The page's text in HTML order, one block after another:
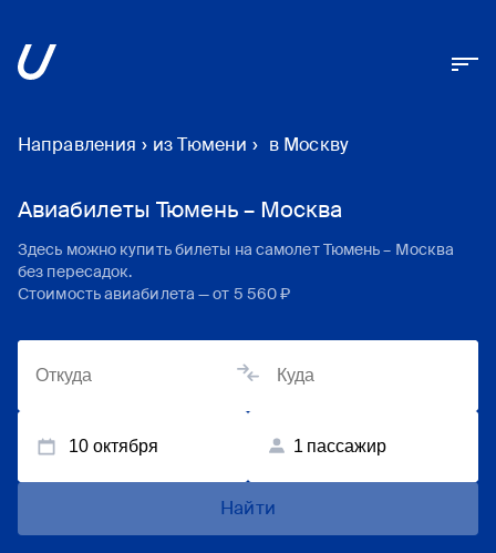
Направления › из Тюмени › в Москву
Авиабилеты Тюмень – Москва
Здесь можно купить билеты на самолетТюмень– Москва
без пересадок.
Стоимость авиабилета — от 5 560 ₽
10 октября 1 пассажир
Найти